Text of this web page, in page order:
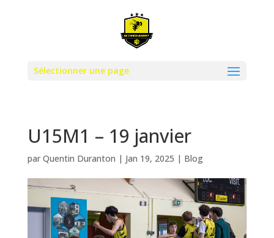
Sélectionner une page
U15M1 – 19 janvier
par Quentin Duranton | Jan 19, 2025 | Blog